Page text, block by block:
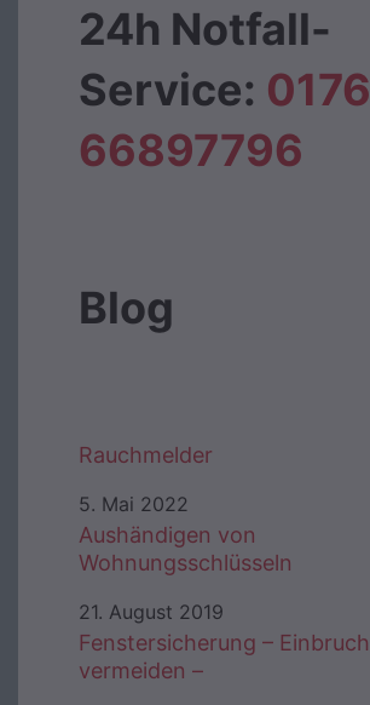
24h Notfall-
Service: 0176
66897796‬
Blog
Rauchmelder
5. Mai 2022
Aushändigen von
Wohnungsschlüsseln
21. August 2019
Fenstersicherung – Einbruch
vermeiden –